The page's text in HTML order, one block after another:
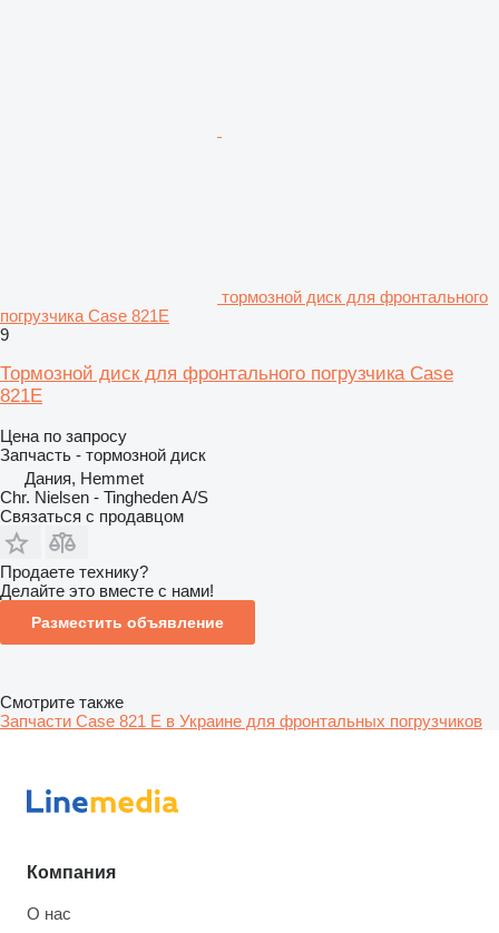
тормозной диск для фронтального
погрузчика Case 821E
9
Тормозной диск для фронтального погрузчика Case
821E
Цена по запросу
Запчасть - тормозной диск
Дания, Hemmet
Chr. Nielsen - Tingheden A/S
Связаться с продавцом
Продаете технику?
Делайте это вместе с нами!
Разместить объявление
Смотрите также
Запчасти Case 821 E в Украине для фронтальных погрузчиков
Компания
О нас